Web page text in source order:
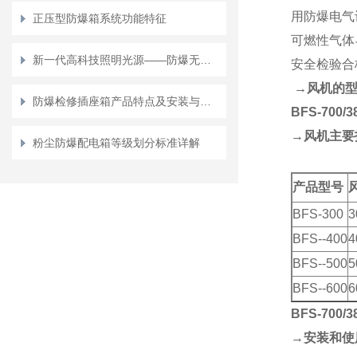
正压型防爆箱系统功能特征
粉尘防爆配电箱等级划分标准详解
用防爆电
可燃性气
安全检验
→ 风机的
BFS-700/
→风机主要
产品型号
BFS-300
BFS--400
BFS--500
BFS--600
BFS-700/
→安装和使